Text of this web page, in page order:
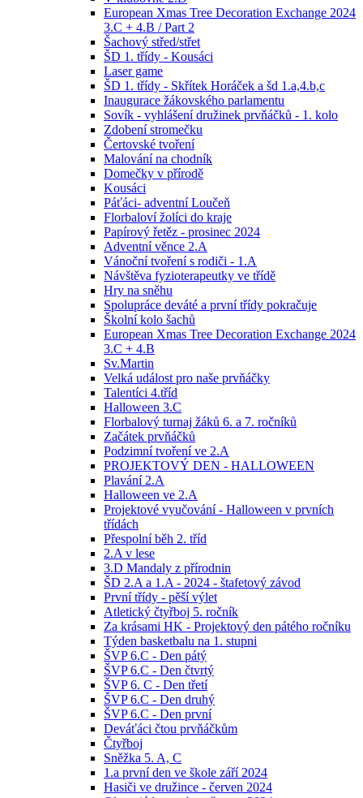
European Xmas Tree Decoration Exchange 2024
3.C + 4.B / Part 2
Šachový střed/střet
ŠD 1. třídy - Kousáci
Laser game
ŠD 1. třídy - Skřítek Horáček a šd 1.a,4.b,c
Inaugurace žákovského parlamentu
Sovík - vyhlášení družinek prvňáčků - 1. kolo
Zdobení stromečku
Čertovské tvoření
Malování na chodník
Domečky v přírodě
Kousáci
Páťáci- adventní Loučeň
Florbaloví žolíci do kraje
Papírový řetěz - prosinec 2024
Adventní věnce 2.A
Vánoční tvoření s rodiči - 1.A
Návštěva fyzioterapeutky ve třídě
Hry na sněhu
Spolupráce deváté a první třídy pokračuje
Školní kolo šachů
European Xmas Tree Decoration Exchange 2024
3.C + 4.B
Sv.Martin
Velká událost pro naše prvňáčky
Talentíci 4.tříd
Halloween 3.C
Florbalový turnaj žáků 6. a 7. ročníků
Začátek prvňáčků
Podzimní tvoření ve 2.A
PROJEKTOVÝ DEN - HALLOWEEN
Plavání 2.A
Halloween ve 2.A
Projektové vyučování - Halloween v prvních
třídách
Přespolní běh 2. tříd
2.A v lese
3.D Mandaly z přírodnin
ŠD 2.A a 1.A - 2024 - štafetový závod
První třídy - pěší výlet
Atletický čtyřboj 5. ročník
Za krásami HK - Projektový den pátého ročníku
Týden basketbalu na 1. stupni
ŠVP 6.C - Den pátý
ŠVP 6.C - Den čtvrtý
ŠVP 6. C - Den třetí
ŠVP 6.C - Den druhý
ŠVP 6.C - Den první
Deváťáci čtou prvňáčkům
Čtyřboj
Sněžka 5. A, C
1.a první den ve škole září 2024
Hasiči ve družince - červen 2024